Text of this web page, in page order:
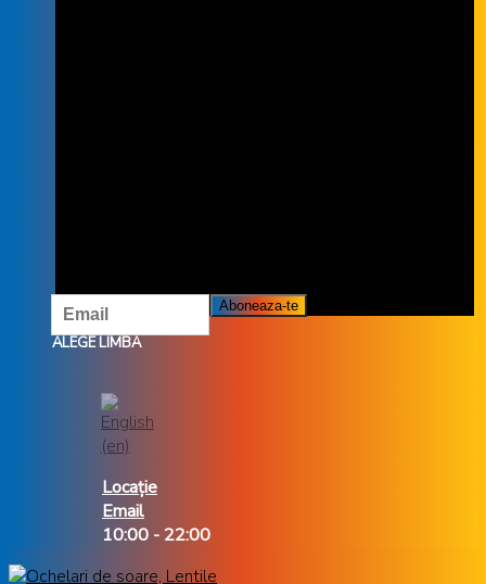
ALEGE LIMBA
Locație
Email
10:00 - 22:00